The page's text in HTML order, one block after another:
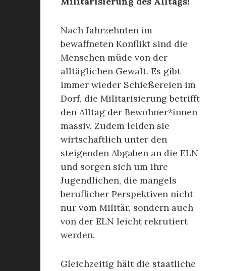
Nach Jahrzehnten im
bewaffneten Konflikt sind die
Menschen müde von der
alltäglichen Gewalt. Es gibt
immer wieder Schießereien im
Dorf, die Militarisierung betrifft
den Alltag der Bewohner*innen
massiv. Zudem leiden sie
wirtschaftlich unter den
steigenden Abgaben an die ELN
und sorgen sich um ihre
Jugendlichen, die mangels
beruflicher Perspektiven nicht
nur vom Militär, sondern auch
von der ELN leicht rekrutiert
werden.
Gleichzeitig hält die staatliche